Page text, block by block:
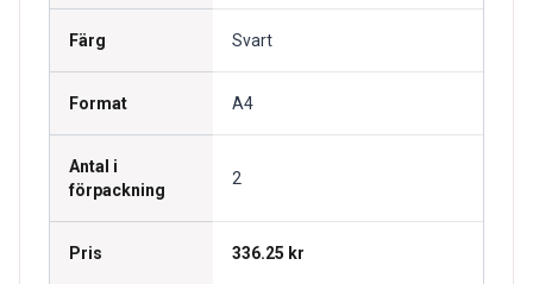
Färg Svart
Format A4
Antal i
förpackning
2
Pris 336.25 kr